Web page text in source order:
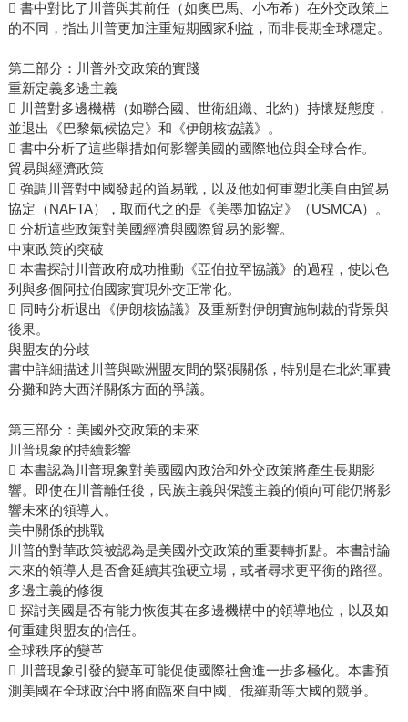
 書中對比了川普與其前任（如奧巴馬、小布希）在外交政策上
的不同，指出川普更加注重短期國家利益，而非長期全球穩定。
第二部分：川普外交政策的實踐
重新定義多邊主義
 川普對多邊機構（如聯合國、世衛組織、北約）持懷疑態度，
並退出《巴黎氣候協定》和《伊朗核協議》。
 書中分析了這些舉措如何影響美國的國際地位與全球合作。
貿易與經濟政策
 強調川普對中國發起的貿易戰，以及他如何重塑北美自由貿易
協定（NAFTA），取而代之的是《美墨加協定》（USMCA）。
 分析這些政策對美國經濟與國際貿易的影響。
中東政策的突破
 本書探討川普政府成功推動《亞伯拉罕協議》的過程，使以色
列與多個阿拉伯國家實現外交正常化。
 同時分析退出《伊朗核協議》及重新對伊朗實施制裁的背景與
後果。
與盟友的分歧
書中詳細描述川普與歐洲盟友間的緊張關係，特別是在北約軍費
分攤和跨大西洋關係方面的爭議。
第三部分：美國外交政策的未來
川普現象的持續影響
 本書認為川普現象對美國國內政治和外交政策將產生長期影
響。即使在川普離任後，民族主義與保護主義的傾向可能仍將影
響未來的領導人。
美中關係的挑戰
川普的對華政策被認為是美國外交政策的重要轉折點。本書討論
未來的領導人是否會延續其強硬立場，或者尋求更平衡的路徑。
多邊主義的修復
 探討美國是否有能力恢復其在多邊機構中的領導地位，以及如
何重建與盟友的信任。
全球秩序的變革
 川普現象引發的變革可能促使國際社會進一步多極化。本書預
測美國在全球政治中將面臨來自中國、俄羅斯等大國的競爭。